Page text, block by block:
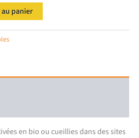
panier
en bio ou cueillies dans des sites